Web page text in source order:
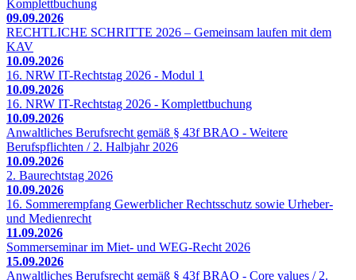
Komplettbuchung
09.09.2026
RECHTLICHE SCHRITTE 2026 – Gemeinsam laufen mit dem
KAV
10.09.2026
16. NRW IT-Rechtstag 2026 - Modul 1
10.09.2026
16. NRW IT-Rechtstag 2026 - Komplettbuchung
10.09.2026
Anwaltliches Berufsrecht gemäß § 43f BRAO - Weitere
Berufspflichten / 2. Halbjahr 2026
10.09.2026
2. Baurechtstag 2026
10.09.2026
16. Sommerempfang Gewerblicher Rechtsschutz sowie Urheber-
und Medienrecht
11.09.2026
Sommerseminar im Miet- und WEG-Recht 2026
15.09.2026
Anwaltliches Berufsrecht gemäß § 43f BRAO - Core values / 2.